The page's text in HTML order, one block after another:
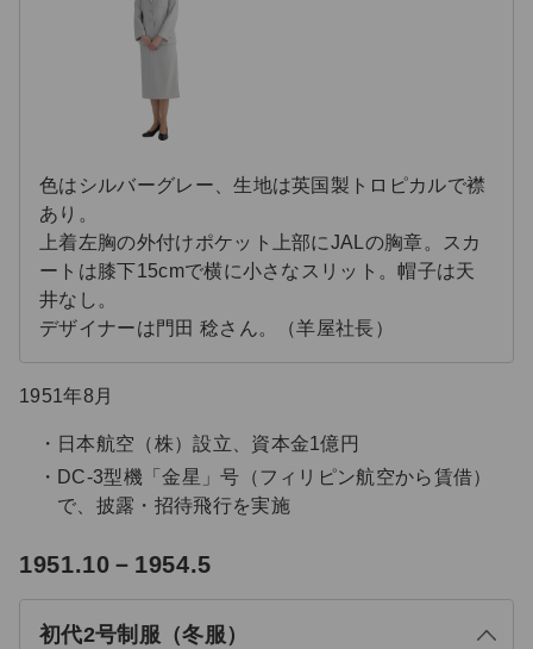
色はシルバーグレー、生地は英国製トロピカルで襟
あり。
上着左胸の外付けポケット上部にJALの胸章。スカ
ートは膝下15cmで横に小さなスリット。帽子は天
井なし。
デザイナーは門田 稔さん。（羊屋社長）
1951年8月
日本航空（株）設立、資本金1億円
DC-3型機「金星」号（フィリピン航空から賃借）
で、披露・招待飛行を実施
1951.10－1954.5
初代2号制服（冬服）